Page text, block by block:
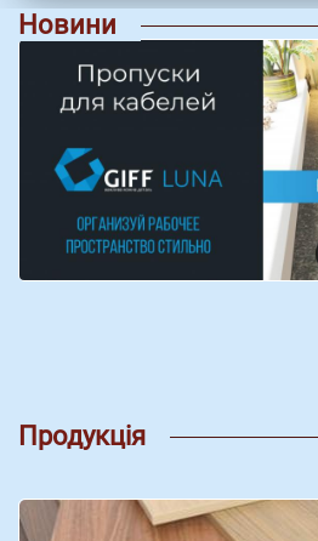
Новини
Продукція